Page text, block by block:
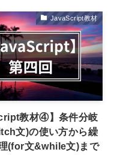
JavaScript教材
教材④】条件分岐
文)の使い方から繰
(for文&while文)まで